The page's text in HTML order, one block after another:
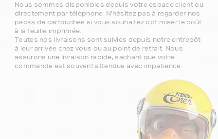
Nous sommes disponibles depuis votre espace client ou
directement par téléphone. N'hésitez pas à regarder nos
packs de cartouches si vous souhaitez optimiser le coût
à la feuille imprimée.
Toutes nos livraisons sont suivies depuis notre entrepôt
à leur arrivée chez vous ou au point de retrait. Nous
assurons une livraison rapide, sachant que votre
commande est souvent attendue avec impatience.